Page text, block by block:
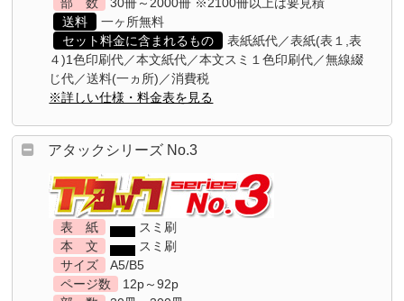
送料
一ヶ所無料
セット料金に含まれるもの
表紙紙代／表紙(表１,表
４)1色印刷代／本文紙代／本文スミ１色印刷代／無線綴
じ代／送料(一ヵ所)／消費税
※詳しい仕様・料金表を見る
アタックシリーズ No.3
表 紙
スミ刷
本 文
スミ刷
サイズ
A5/B5
ページ数
12p～92p